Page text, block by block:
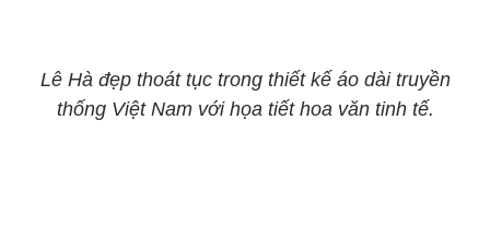
Lê Hà đẹp thoát tục trong thiết kế áo dài truyền
thống Việt Nam với họa tiết hoa văn tinh tế.